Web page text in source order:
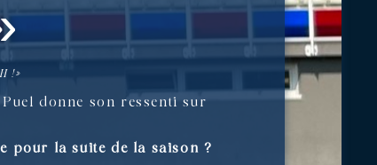
!»
Puel donne son ressenti sur
pour la suite de la saison ?